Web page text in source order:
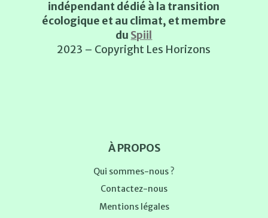
indépendant dédié à la transition
écologique et au climat, et membre
du Spiil
2023 – Copyright Les Horizons
À PROPOS
Qui sommes-nous ?
Contactez-nous
Mentions légales